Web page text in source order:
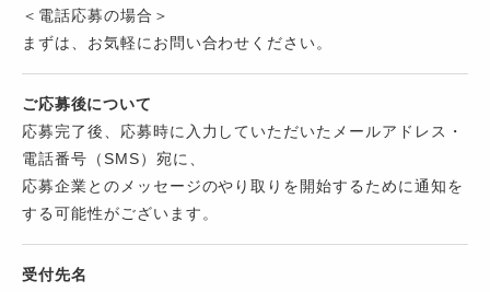
＜電話応募の場合＞
まずは、お気軽にお問い合わせください。
ご応募後について
応募完了後、応募時に入力していただいたメールアドレス・
電話番号（SMS）宛に、
応募企業とのメッセージのやり取りを開始するために通知を
する可能性がございます。
受付先名